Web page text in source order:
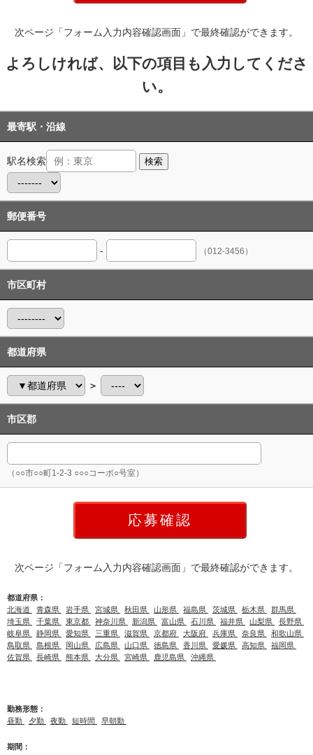
次ページ「フォーム入力内容確認画面」で最終確認ができます。
よろしければ、以下の項目も入力してくださ
い。
最寄駅・沿線
駅名検索 検索
郵便番号
- （012-3456）
市区町村
都道府県
＞
市区郡
（○○市○○町1-2-3 ○○○コーポ○号室）
次ページ「フォーム入力内容確認画面」で最終確認ができます。
都道府県：
北海道
青森県 岩手県 宮城県 秋田県 山形県 福島県 茨城県 栃木県
群馬県
埼玉県
千葉県 東京都 神奈川県 新潟県 富山県 石川県 福井県 山梨県
長野県
岐阜県
静岡県 愛知県 三重県 滋賀県 京都府 大阪府 兵庫県 奈良県
和歌山県
鳥取県
島根県 岡山県 広島県 山口県 徳島県 香川県 愛媛県 高知県
福岡県
佐賀県
長崎県 熊本県 大分県 宮崎県 鹿児島県 沖縄県
勤務形態：
昼勤
夕勤 夜勤 短時間 早朝勤
期間：